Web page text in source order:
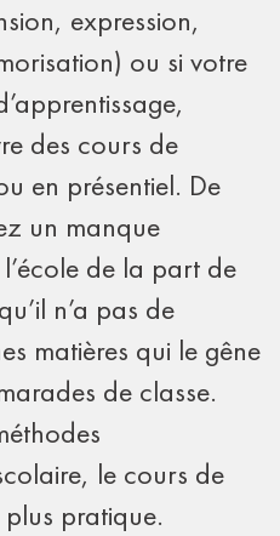
expression,
ou si votre
des cours de
en présentiel. De
un manque
de la part de
n’a pas de
matières qui le gêne
de classe.
le cours de
pratique.